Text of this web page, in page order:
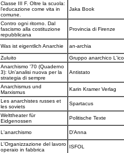
Classe III F. Oltre la scuola:
l'educazione come vita in
comune.
Jaka Book
Contro ogni ritorno. Dal
fascismo alla costituzione
repubblicana
Provincia di Firenze
Was ist eigentlich Anarchie an-archia
Zuluito Gruppo anarchico
Anarchismo '70 (Quaderno
3): Un'analisi nuova per la
strategia di sempre
Antistato
Anarchismus und
Marxismus
Karin Kramer Verlag
Les anarchistes russes et
les soviets
Spartacus
Welttheater für
Eidgenossen
Politische Texte
L'anarchismo D'Anna
L'Organizzazione del lavoro
operaio in fabbrica
ISFOL